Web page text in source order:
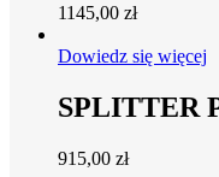
1145,00 zł
Dowiedz się więcej
SPLITTER
915,00 zł